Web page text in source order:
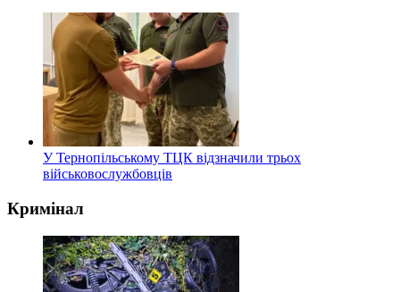
У Тернопільському ТЦК відзначили трьох
військовослужбовців
Кримінал